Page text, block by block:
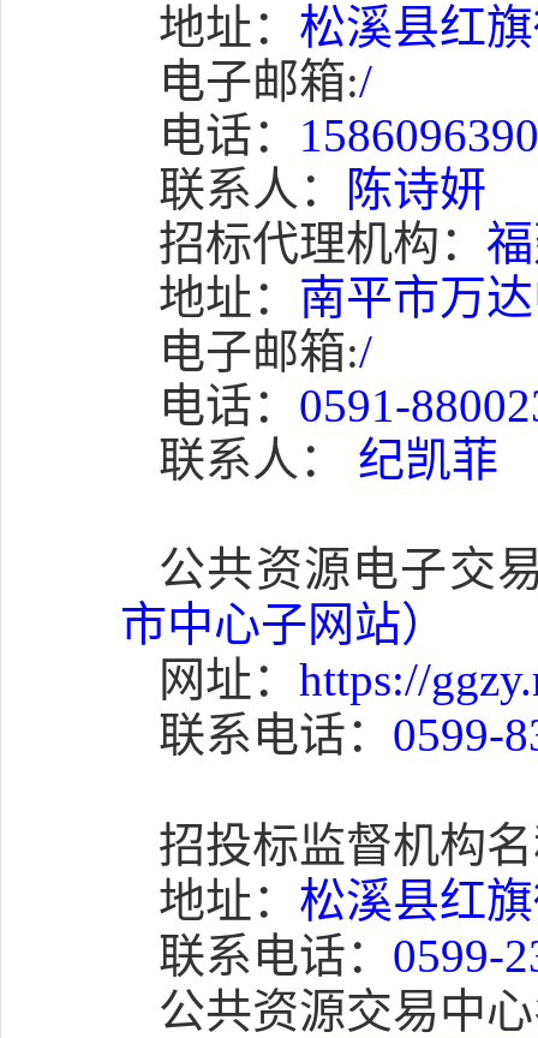
地址： 松溪县红
电子邮箱:/
电话：
联系人：
陈诗妍
招标代理机构：
地址： 南平市万
电子邮箱:/
电话： 0591-
联系人： 纪凯菲
公共资源电子交
市中心子网站）
网址： https://
联系电话： 0599-
招投标监督机构
地址： 松溪县红
联系电话： 0599-
公共资源交易中